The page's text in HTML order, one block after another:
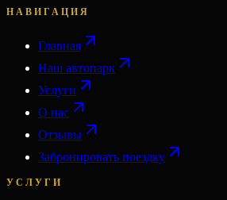
НАВИГАЦИЯ
Главная
Наш автопарк
Услуги
О нас
Отзывы
Забронировать поездку
УСЛУГИ